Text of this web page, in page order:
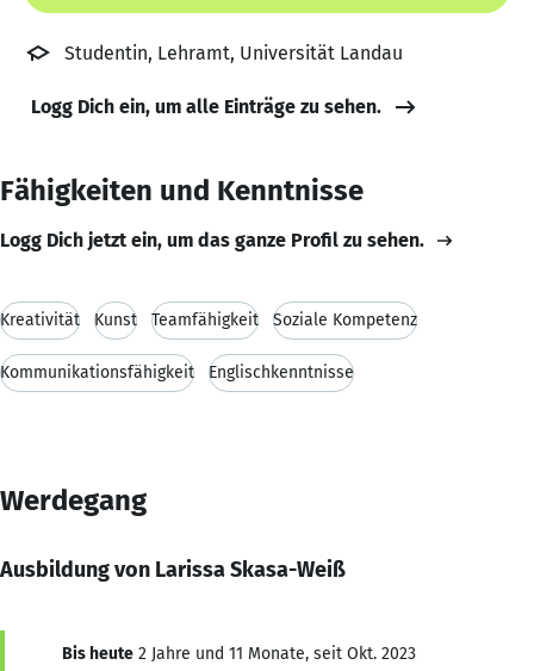
Studentin, Lehramt, Universität Landau
Logg Dich ein, um alle Einträge zu sehen.
Fähigkeiten und Kenntnisse
Logg Dich jetzt ein, um das ganze Profil zu sehen.
Kreativität Kunst Teamfähigkeit Soziale Kompetenz
Kommunikationsfähigkeit Englischkenntnisse
Werdegang
Ausbildung von Larissa Skasa-Weiß
Bis heute 2 Jahre und 11 Monate, seit Okt. 2023